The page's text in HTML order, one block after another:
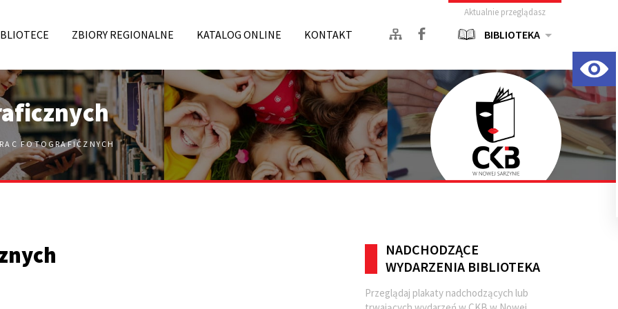
ZBIORY REGIONALNE KATALOG ONLINE KONTAKT
Aktualnie przeglądasz
BIBLIOTEKA
FOTOGRAFICZNYCH
NADCHODZĄCE
WYDARZENIA BIBLIOTEKA
Przeglądaj plakaty nadchodzących lub